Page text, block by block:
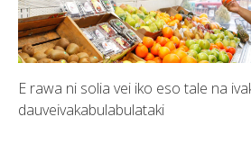
E rawa ni solia vei iko eso tale na
dauveivakabulabulataki